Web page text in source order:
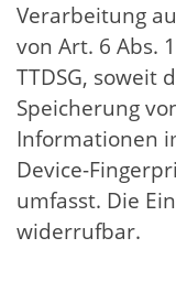
Verarbeitung
von Art. 6 Abs.
TTDSG, soweit
Speicherung
Informationen
Device-
umfasst. Die
widerrufbar.